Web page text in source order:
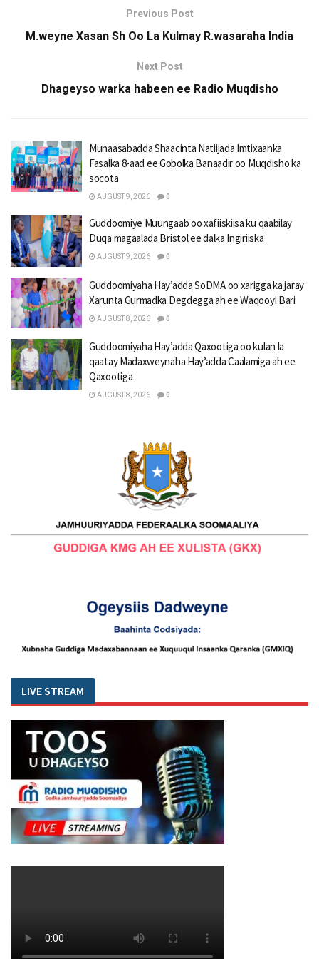
Previous Post
M.weyne Xasan Sh Oo La Kulmay R.wasaraha India
Next Post
Dhageyso warka habeen ee Radio Muqdisho
Munaasabadda Shaacinta Natiijada Imtixaanka
Fasalka 8-aad ee Gobolka Banaadir oo Muqdisho ka
socota
AUGUST 9, 2026 0
Guddoomiye Muungaab oo xafiiskiisa ku qaabilay
Duqa magaalada Bristol ee dalka Ingiriiska
AUGUST 9, 2026 0
Guddoomiyaha Hay’adda SoDMA oo xarigga ka jaray
Xarunta Gurmadka Degdegga ah ee Waqooyi Bari
AUGUST 8, 2026 0
Guddoomiyaha Hay’adda Qaxootiga oo kulan la
qaatay Madaxweynaha Hay’adda Caalamiga ah ee
Qaxootiga
AUGUST 8, 2026 0
LIVE STREAM